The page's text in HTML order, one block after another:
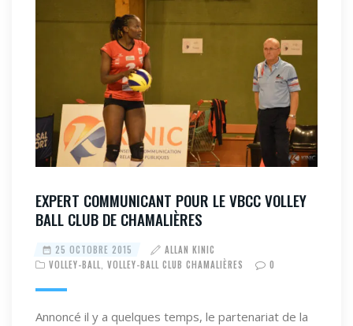
EXPERT COMMUNICANT POUR LE VBCC VOLLEY
BALL CLUB DE CHAMALIÈRES
25 OCTOBRE 2015
ALLAN KINIC
VOLLEY-BALL, VOLLEY-BALL CLUB CHAMALIÈRES 0
Annoncé il y a quelques temps, le partenariat de la